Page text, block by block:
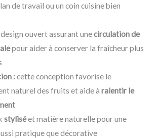
de travail ou un coin cuisine bien
ouvert assurant unecirculation de
pour aider à conserver la fraîcheur plus
:cette conception favorise le
naturel des fruits et aide à ralentir le
styliséet matière naturelle pour une
pratique que décorative